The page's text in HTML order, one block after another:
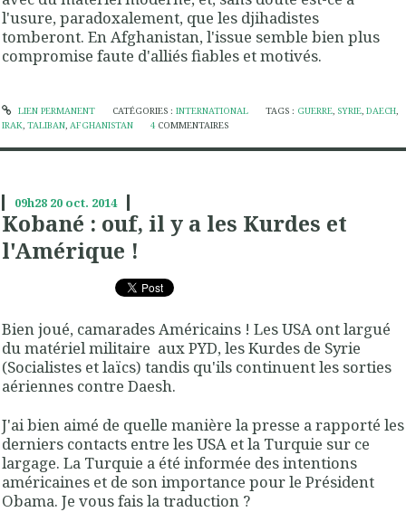
l'usure, paradoxalement, que les djihadistes
tomberont. En Afghanistan, l'issue semble bien plus
compromise faute d'alliés fiables et motivés.
LIEN PERMANENT CATÉGORIES : INTERNATIONAL TAGS : GUERRE, SYRIE,DAECH,
IRAK, TALIBAN, AFGHANISTAN 4 COMMENTAIRES
09h28 20 oct. 2014
Kobané : ouf, il y a les Kurdes et
l'Amérique !
Bien joué, camarades Américains ! Les USA ont largué
du matériel militaire aux PYD, les Kurdes de Syrie
(Socialistes et laïcs) tandis qu'ils continuent les sorties
aériennes contre Daesh.
J'ai bien aimé de quelle manière la presse a rapporté les
derniers contacts entre les USA et la Turquie sur ce
largage. La Turquie a été informée des intentions
américaines et de son importance pour le Président
Obama. Je vous fais la traduction ?